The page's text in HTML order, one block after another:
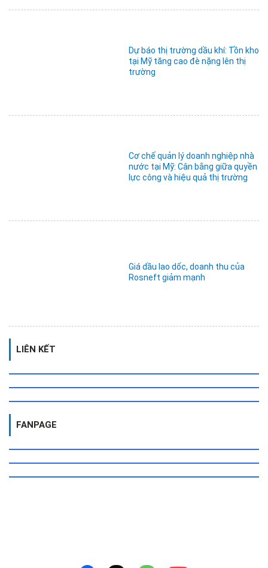
Dự báo thị trường dầu khí: Tồn kho
tại Mỹ tăng cao đè nặng lên thị
trường
Cơ chế quản lý doanh nghiệp nhà
nước tại Mỹ: Cân bằng giữa quyền
lực công và hiệu quả thị trường
Giá dầu lao dốc, doanh thu của
Rosneft giảm mạnh
LIÊN KẾT
FANPAGE